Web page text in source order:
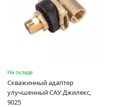
На складе
Скважинный адаптер
улучшенный САУ Джилекс,
9025